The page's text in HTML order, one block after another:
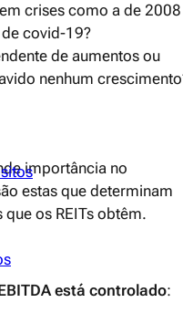
crises como a de 2008
covid-19?
de aumentos ou
nenhum
importância no
estas que determinam
os REITs obtêm.
está controlado: